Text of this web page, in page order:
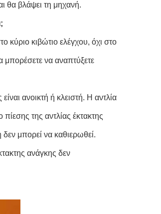
θα βλάψει τη μηχανή.
κύριο κιβώτιο ελέγχου, όχι στο
μπορέσετε να αναπτύξετε
ανοικτή ή κλειστή. Η αντλία
της αντλίας έκτακτης
μπορεί να καθιερωθεί.
ανάγκης δεν